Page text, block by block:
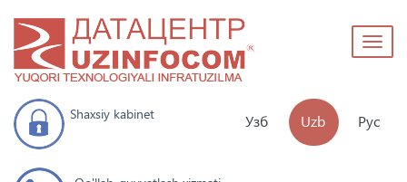
Узб Uzb Рус
Shaxsiy kabinet